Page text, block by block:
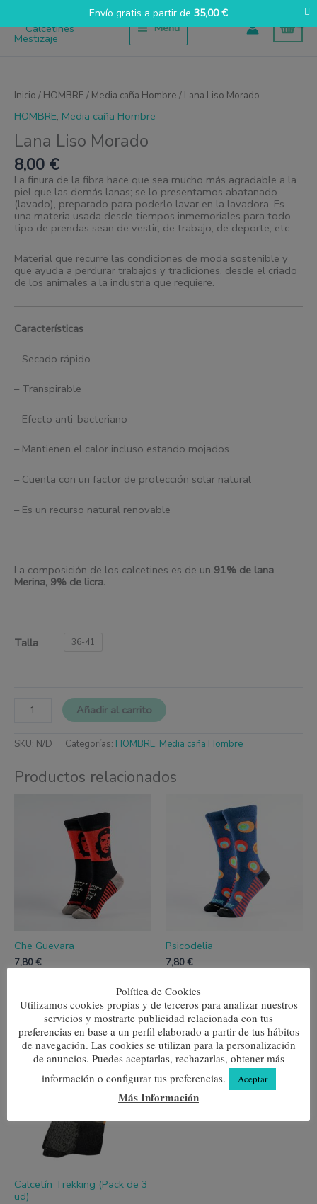
contenido
Menú
Inicio / HOMBRE / Media caña Hombre / Lana Liso Morado
HOMBRE, Media caña Hombre
Lana Liso Morado
8,00 €
La finura de la fibra hace que sea mucho más agradable a la
piel que las demás lanas; se lo presentamos abatanado
(lavado), preparado para poderlo lavar en la lavadora. Es
una materia usada desde tiempos inmemoriales para todo
tipo de prendas sean de vestir, de trabajo, de deporte, etc.
Material que recurre las condiciones de moda sostenible y
que ayuda a perdurar trabajos y tradiciones, desde el criado
de los animales a la industria que requiere.
Características
– Secado rápido
– Transpirable
– Efecto anti-bacteriano
– Mantienen el calor incluso estando mojados
– Cuenta con un factor de protección solar natural
– Es un recurso natural renovable
La composición de los calcetines es de un 91% de lana
Merina, 9% de licra.
Talla 36-41
cantidad
Añadir al carrito
SKU: N/D Categorías: HOMBRE, Media caña Hombre
Productos relacionados
Che Guevara
7,80€
Seleccionar opciones
producto
Psicodelia
7,80€
Seleccionar opciones
¡Oferta!
¡Oferta!
Calcetín Trekking (Pack de 3
ud)
El
precio
original
era:
8,00 €.
El
precio
actual
7,50 €.
Este
producto
tiene
múltiples
variantes.
Las
se
página
Política de Cookies
Utilizamos cookies propias y de terceros para analizar nuestros
servicios y mostrarte publicidad relacionada con tus
preferencias en base a un perfil elaborado a partir de tus hábitos
de navegación. Las cookies se utilizan para la personalización
de anuncios. Puedes aceptarlas, rechazarlas, obtener más
información o configurar tus preferencias.
Aceptar
Más Información
Envío gratis a partir de 35,00€